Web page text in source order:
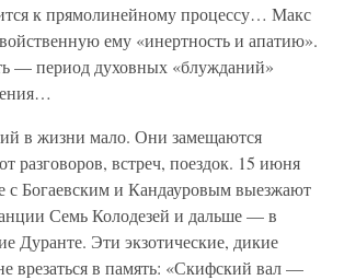
к прямолинейному процессу… Макс
ему «инертность и апатию».
— период духовных «блужданий»
в жизни мало. Они замещаются
разговоров, встреч, поездок. 15 июня
с Богаевским и Кандауровым выезжают
Семь Колодезей и дальше — в
Дуранте. Эти экзотические, дикие
врезаться в память: «Скифский вал —